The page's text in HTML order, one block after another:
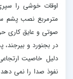
اوقات خوشی را
مترمربع نصب پشم
صوتی و عایق کاری
در بجنورد و
دلیل خاصیت
نفوذ صدا را نمی